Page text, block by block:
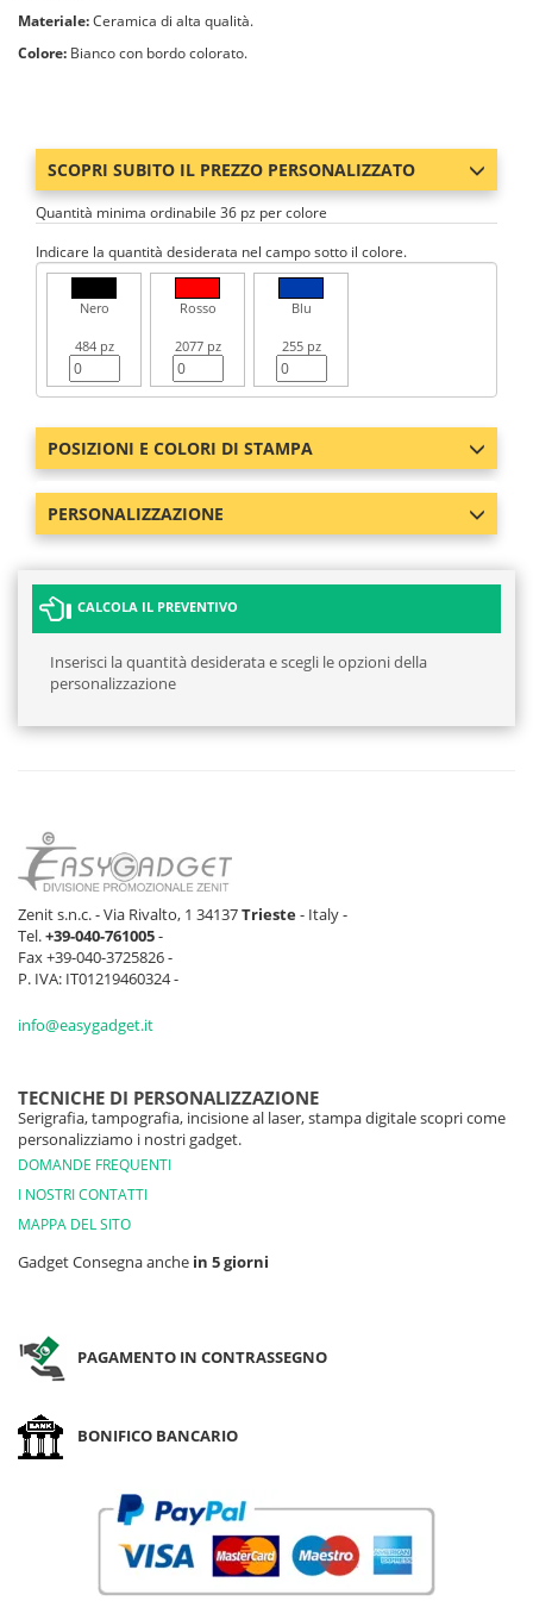
Materiale:Ceramica di alta qualità.
Colore: Bianco con bordo colorato.
SCOPRI SUBITO IL PREZZO PERSONALIZZATO
Quantità minima ordinabile 36 pz per colore
Indicare la quantità desiderata nel campo sotto il colore.
Nero
484 pz
Rosso
2077 pz
Blu
255 pz
POSIZIONI E COLORI DI STAMPA
PERSONALIZZAZIONE
CALCOLA IL PREVENTIVO
Inserisci la quantità desiderata e scegli le opzioni della
personalizzazione
Zenit s.n.c. - Via Rivalto, 1 34137Trieste- Italy -
Tel.+39-040-761005-
Fax +39-040-3725826 -
P. IVA: IT01219460324 -
info@easygadget.it
TECNICHE DI PERSONALIZZAZIONE
Serigrafia, tampografia, incisione al laser, stampa digitale scopri come
personalizziamo i nostri gadget.
DOMANDE FREQUENTI
I NOSTRI CONTATTI
MAPPA DEL SITO
Gadget Consegna anche in 5 giorni
PAGAMENTO IN CONTRASSEGNO
BONIFICO BANCARIO